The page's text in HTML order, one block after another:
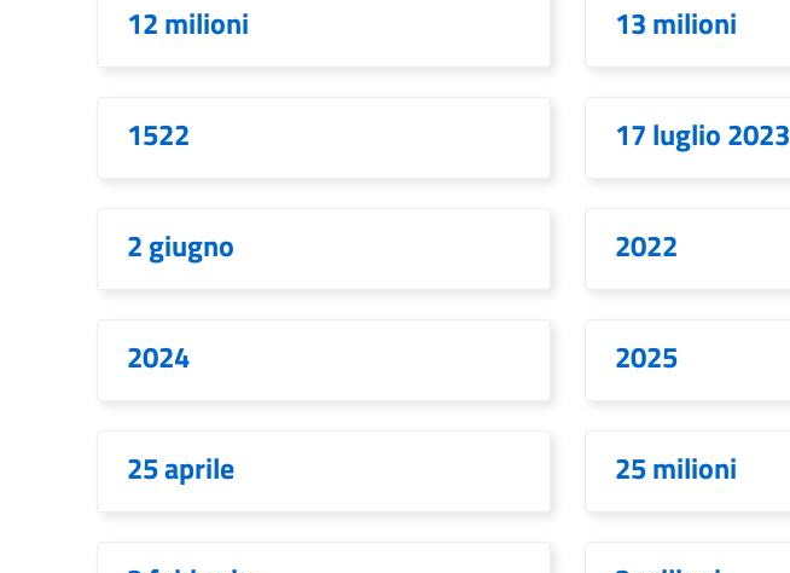
12 milioni 13 milioni
1522 17 luglio 2023
2 giugno 2022
2024 2025
25 aprile 25 milioni